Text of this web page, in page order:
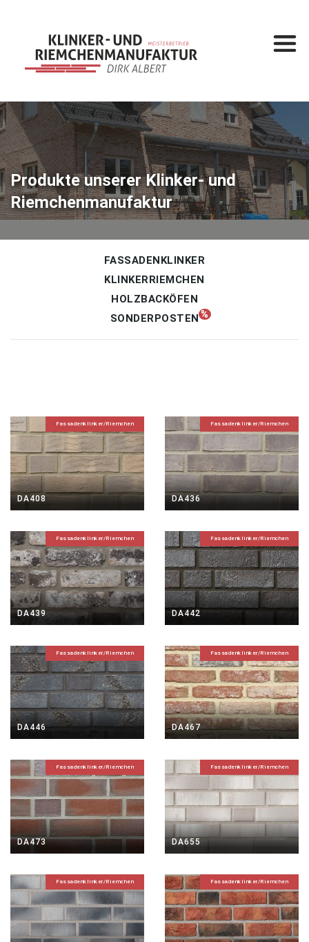
Produkte unserer Klinker- und
Riemchenmanufaktur
FASSADENKLINKER
KLINKERRIEMCHEN
HOLZBACKÖFEN
SONDERPOSTEN
DA408
Fassadenklinker/Riemchen
DA436
Fassadenklinker/Riemchen
DA439
Fassadenklinker/Riemchen
DA442
Fassadenklinker/Riemchen
DA446
Fassadenklinker/Riemchen
DA467
Fassadenklinker/Riemchen
DA473
Fassadenklinker/Riemchen
DA655
Fassadenklinker/Riemchen
Fassadenklinker/Riemchen Fassadenklinker/Riemchen
Startseite
Leistungen
Klinkermanufaktur
Klinkerbau
Produkte
Fassadenklinker
Holzbacköfen
Gesamtkatalog
Sonderposten%
Unternehmen